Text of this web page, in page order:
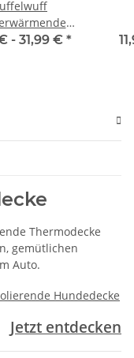
- 31,99 € *
Thermodecke
gemütlichen
Auto.
Jetzt entdecken